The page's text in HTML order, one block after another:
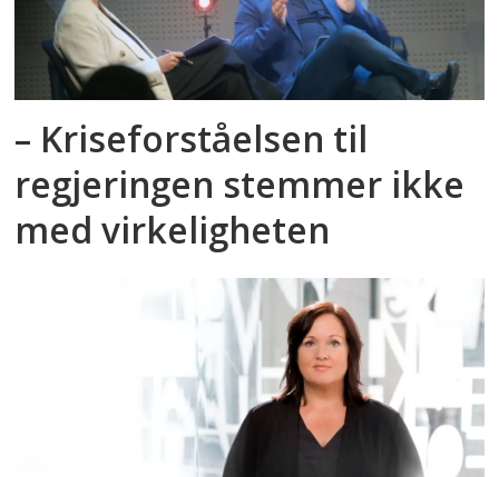
– Kriseforståelsen til
regjeringen stemmer ikke
med virkeligheten